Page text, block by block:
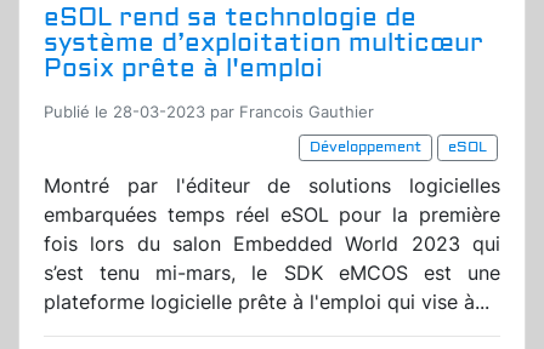
eSOL rend sa technologie de
système d’exploitation multicœur
Posix prête à l'emploi
Publié le 28-03-2023 par Francois Gauthier
Développement
eSOL
Montré par l'éditeur de solutions logicielles
embarquées temps réel eSOL pour la première
fois lors du salon Embedded World 2023 qui
s’est tenu mi-mars, le SDK eMCOS est une
plateforme logicielle prête à l'emploi qui vise à...